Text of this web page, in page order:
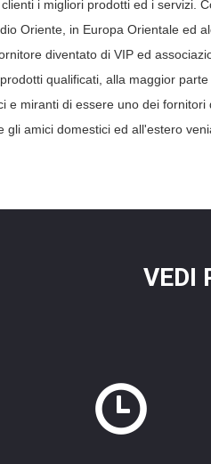
i migliori prodotti ed i servizi.
Oriente, in Europa Orientale ed
diventato di VIP ed
qualificati, alla maggior
e miranti di essere uno dei
gli amici domestici ed all'estero
VEDI